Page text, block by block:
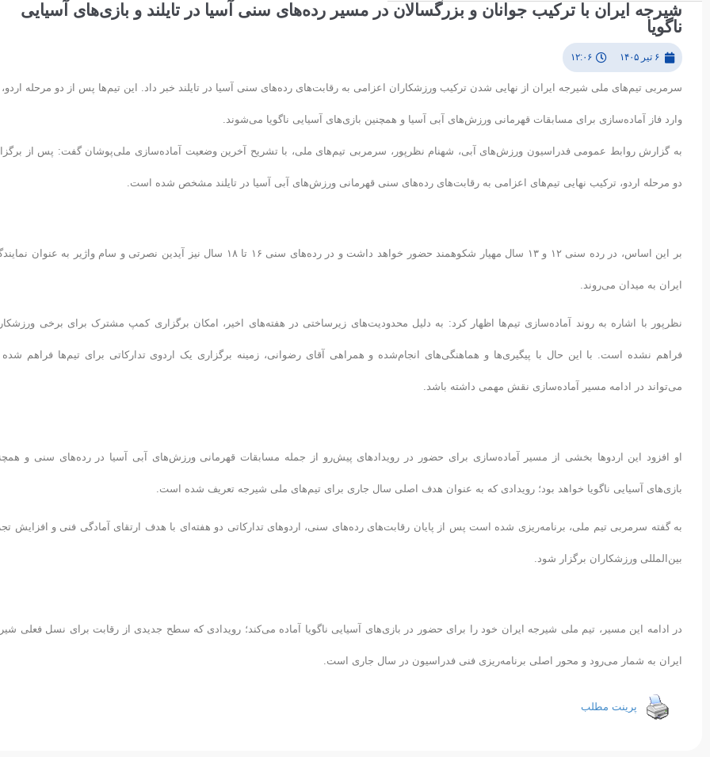
شیرجه ایران با ترکیب جوانان و بزرگسالان در مسیر رده‌های سنی آسیا در تایلند و بازی‌های آسیایی
ناگویا
۶ تیر ۱۴۰۵ ۱۲:۰۶
سرمربی تیم‌های ملی شیرجه ایران از نهایی شدن ترکیب ورزشکاران اعزامی به رقابت‌های رده‌های سنی آسیا در تایلند خبر داد. این تیم‌ها پس از دو مرحله اردو،
وارد فاز آماده‌سازی برای مسابقات قهرمانی ورزش‌های آبی آسیا و همچنین بازی‌های آسیایی ناگویا می‌شوند.
به گزارش روابط عمومی فدراسیون ورزش‌های آبی، شهنام نظرپور، سرمربی تیم‌های ملی، با تشریح آخرین وضعیت آماده‌سازی ملی‌پوشان گفت: پس از
دو مرحله اردو، ترکیب نهایی تیم‌های اعزامی به رقابت‌های رده‌های سنی قهرمانی ورزش‌های آبی آسیا در تایلند مشخص شده است.
بر این اساس، در رده سنی ۱۲ و ۱۳ سال مهیار شکوهمند حضور خواهد داشت و در رده‌های سنی ۱۶ تا ۱۸ سال نیز آیدین نصرتی و سام واژیر به عنوان
ایران به میدان می‌روند.
نظرپور با اشاره به روند آماده‌سازی تیم‌ها اظهار کرد: به دلیل محدودیت‌های زیرساختی در هفته‌های اخیر، امکان برگزاری کمپ مشترک برای برخی
فراهم نشده است. با این حال با پیگیری‌ها و هماهنگی‌های انجام‌شده و همراهی آقای رضوانی، زمینه برگزاری یک اردوی تدارکاتی برای تیم‌ها فراهم
می‌تواند در ادامه مسیر آماده‌سازی نقش مهمی داشته باشد.
او افزود این اردوها بخشی از مسیر آماده‌سازی برای حضور در رویدادهای پیش‌رو از جمله مسابقات قهرمانی ورزش‌های آبی آسیا در رده‌های سنی و
بازی‌های آسیایی ناگویا خواهد بود؛ رویدادی که به عنوان هدف اصلی سال جاری برای تیم‌های ملی شیرجه تعریف شده است.
به گفته سرمربی تیم ملی، برنامه‌ریزی شده است پس از پایان رقابت‌های رده‌های سنی، اردوهای تدارکاتی دو هفته‌ای با هدف ارتقای آمادگی فنی و افزایش
بین‌المللی ورزشکاران برگزار شود.
در ادامه این مسیر، تیم ملی شیرجه ایران خود را برای حضور در بازی‌های آسیایی ناگویا آماده می‌کند؛ رویدادی که سطح جدیدی از رقابت برای نسل فعلی
ایران به شمار می‌رود و محور اصلی برنامه‌ریزی فنی فدراسیون در سال جاری است.
پرینت مطلب